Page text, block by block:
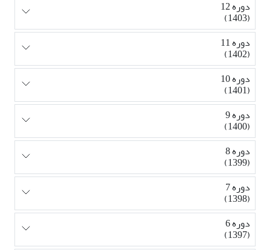
دوره 12
(1403)
دوره 11
(1402)
دوره 10
(1401)
دوره 9
(1400)
دوره 8
(1399)
دوره 7
(1398)
دوره 6
(1397)